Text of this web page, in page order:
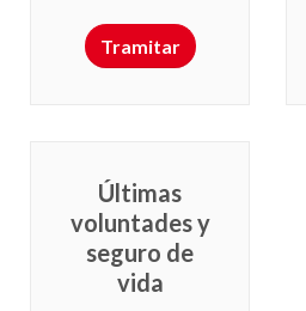
Tramitar
Últimas
voluntades y
seguro de
vida